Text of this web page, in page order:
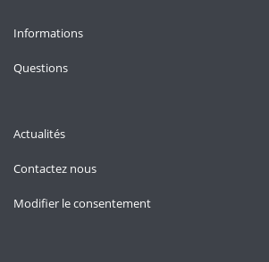
Informations
Questions
Actualités
Contactez nous
Modifier le consentement